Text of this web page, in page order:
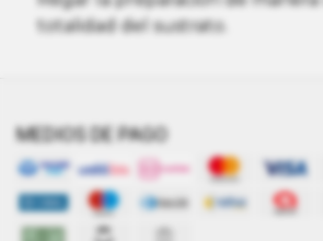
totalidad del sustrato.
MEDIOS DE PAGO